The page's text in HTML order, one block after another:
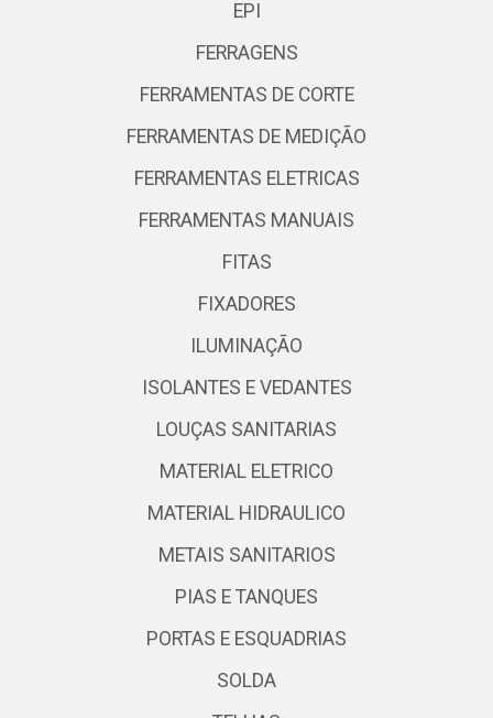
EPI
FERRAGENS
FERRAMENTAS DE CORTE
FERRAMENTAS DE MEDIÇÃO
FERRAMENTAS ELETRICAS
FERRAMENTAS MANUAIS
FITAS
FIXADORES
ILUMINAÇÃO
ISOLANTES E VEDANTES
LOUÇAS SANITARIAS
MATERIAL ELETRICO
MATERIAL HIDRAULICO
METAIS SANITARIOS
PIAS E TANQUES
PORTAS E ESQUADRIAS
SOLDA